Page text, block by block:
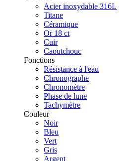
Acier inoxydable 316L
Titane
Céramique
Or 18 ct
Cuir
Caoutchouc
Fonctions
Résistance à l'eau
Chronographe
Chronomètre
Phase de lune
Tachymètre
Couleur
Noir
Bleu
Vert
Gris
Argent